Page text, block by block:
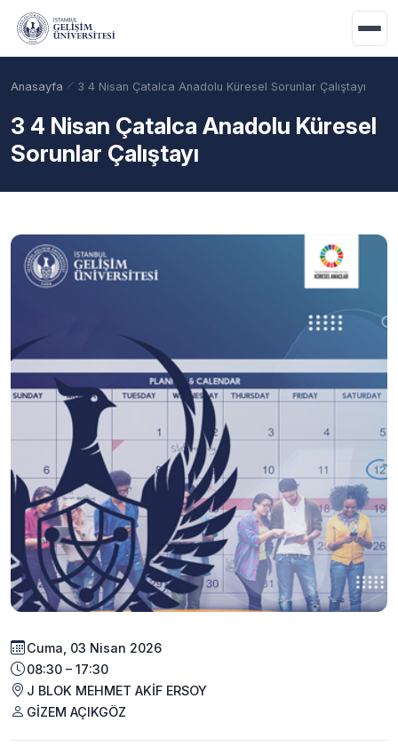
Ana içeriğe geç
Anasayfa 3 4 Nisan Çatalca Anadolu Küresel Sorunlar Çalıştayı
3 4 Nisan Çatalca Anadolu Küresel
Sorunlar Çalıştayı
Cuma, 03 Nisan 2026
08:30 – 17:30
J BLOK MEHMET AKİF ERSOY
GİZEM AÇIKGÖZ